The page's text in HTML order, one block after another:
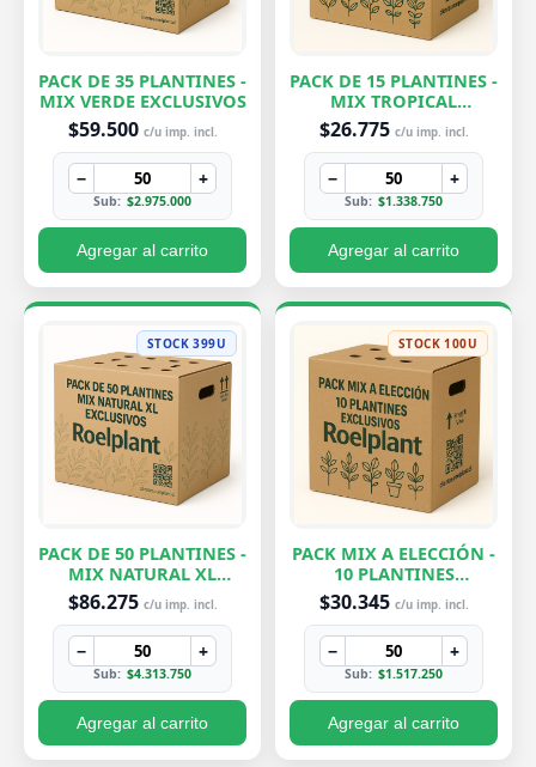
PACK DE 35 PLANTINES -
MIX VERDE EXCLUSIVOS
$59.500 c/u imp. incl.
− +
Sub: $2.975.000
Agregar al carrito
PACK DE 15 PLANTINES -
MIX TROPICAL
EXCLUSIVOS
$26.775 c/u imp. incl.
− +
Sub: $1.338.750
Agregar al carrito
STOCK 399U
PACK DE 50 PLANTINES -
MIX NATURAL XL
EXCLUSIVOS
$86.275 c/u imp. incl.
− +
Sub: $4.313.750
Agregar al carrito
STOCK 100U
PACK MIX A ELECCIÓN -
10 PLANTINES
EXCLUSIVOS
$30.345 c/u imp. incl.
− +
Sub: $1.517.250
Agregar al carrito